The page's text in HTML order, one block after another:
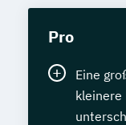
Pro
Eine
kleinere